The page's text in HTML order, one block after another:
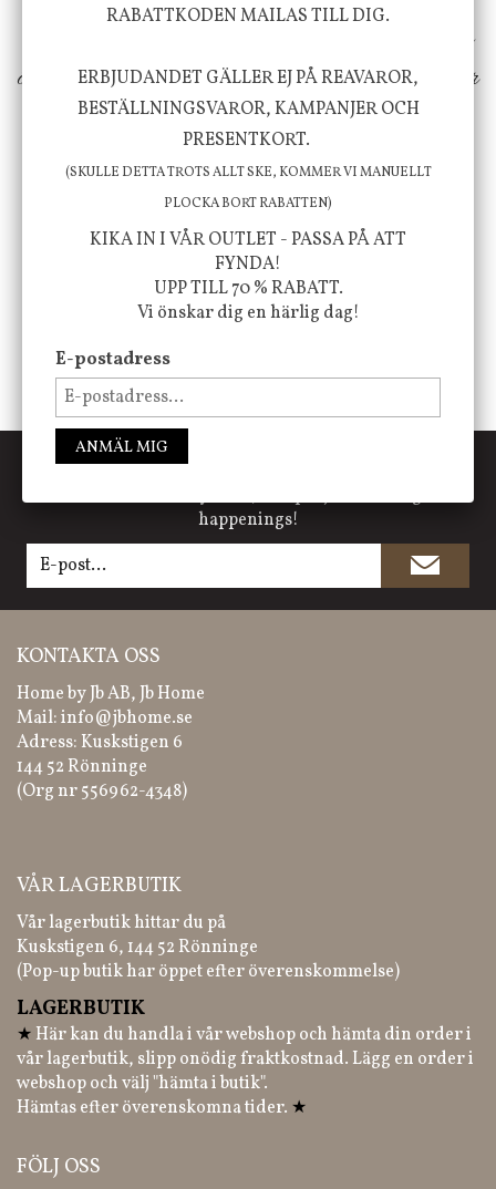
ökar trivsel i ditt hem och ger det lilla extra för
att öka ditt välmående!
FÖLJ OSS PÅ INSTAGRAM @JBHOME
PRENUMERERA PÅ NYHETSBREVET
happenings!
KONTAKTA OSS
Home by Jb AB, Jb Home
Mail:info@jbhome.se
Adress: Kuskstigen 6
144 52 Rönninge
(Org nr 556962-4348)
VÅR LAGERBUTIK
Vår lagerbutik hittar du på
Kuskstigen 6, 144 52 Rönninge
(Pop-up butik har öppet efter överenskommelse)
LAGERBUTIK
★ Här kan du handla i vår webshop och hämta din order i
vår lagerbutik, slipp onödig fraktkostnad. Lägg en order i
webshop och välj "hämta i butik".
Hämtas efter överenskomna tider. ★
FÖLJ OSS
RABATTKODEN MAILAS TILL DIG.
ERBJUDANDET GÄLLER EJ PÅ REAVAROR,
BESTÄLLNINGSVAROR, KAMPANJER OCH
PRESENTKORT.
(SKULLE DETTA TROTS ALLT SKE, KOMMER VI MANUELLT
PLOCKA BORT RABATTEN)
KIKA IN I VÅR OUTLET - PASSA PÅ ATT
FYNDA!
UPP TILL 70 % RABATT.
Vi önskar dig en härlig dag!
E-postadress
ANMÄL MIG